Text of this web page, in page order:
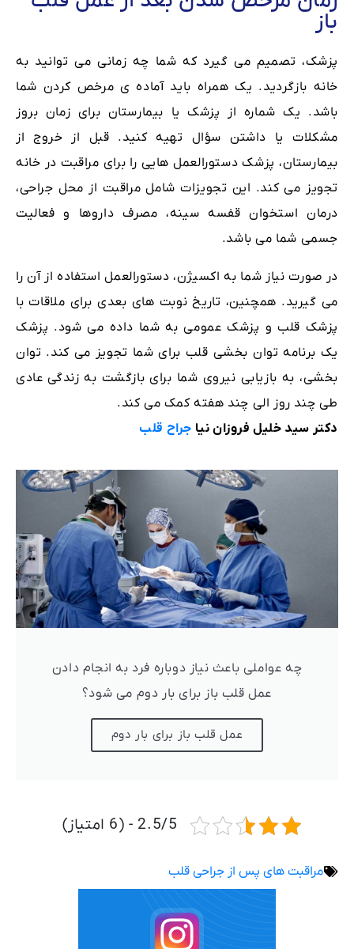
باز
پزشک، تصمیم می گیرد که شما چه زمانی می توانید به
خانه بازگردید. یک همراه باید آماده ی مرخص کردن شما
باشد. یک شماره از پزشک یا بیمارستان برای زمان بروز
مشکلات یا داشتن سؤال تهیه کنید. قبل از خروج از
بیمارستان، پزشک دستورالعمل هایی را برای مراقبت در خانه
تجویز می کند. این تجویزات شامل مراقبت از محل جراحی،
درمان استخوان قفسه سینه، مصرف داروها و فعالیت
جسمی شما می باشد.
در صورت نیاز شما به اکسیژن، دستورالعمل استفاده از آن را
می گیرید. همچنین، تاریخ نوبت های بعدی برای ملاقات با
پزشک قلب و پزشک عمومی به شما داده می شود. پزشک
یک برنامه توان بخشی قلب برای شما تجویز می کند. توان
بخشی، به بازیابی نیروی شما برای بازگشت به زندگی عادی
طی چند روز الی چند هفته کمک می کند.
دکتر سید خلیل فروزان نیا جراح قلب
چه عواملی باعث نیاز دوباره فرد به انجام دادن
عمل قلب باز برای بار دوم می شود؟
عمل قلب باز برای بار دوم
2.5/5 - (6 امتیاز)
مراقبت های پس از جراحی قلب